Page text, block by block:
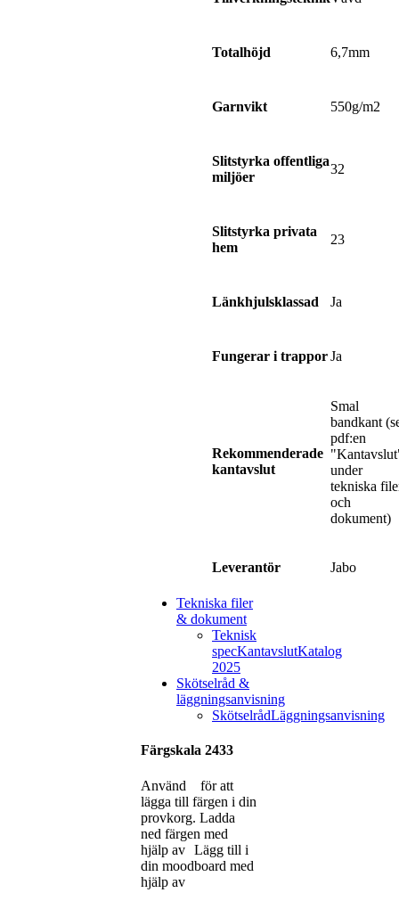
Totalhöjd 6,7mm
Garnvikt 550g/m2
Slitstyrka offentliga
miljöer
32
Slitstyrka privata
hem
23
Länkhjulsklassad Ja
Fungerar i trapporJa
Rekommenderade
kantavslut
Smal
bandkant
pdf:en
under
tekniska
och
dokument)
Leverantör Jabo
Tekniska filer
& dokument
Teknisk
specKantavslutKatalog
2025
Skötselråd &
läggningsanvisning
SkötselrådLäggningsanvisning
Färgskala 2433
Använd
för att
lägga till färgen i din
provkorg. Ladda
ned färgen med
hjälp av Lägg till i
din moodboard med
hjälp av